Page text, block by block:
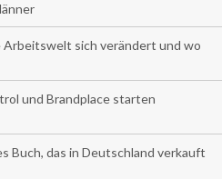
Arbeitswelt sich verändert und wo
und Brandplace starten
Buch, das in Deutschland verkauft